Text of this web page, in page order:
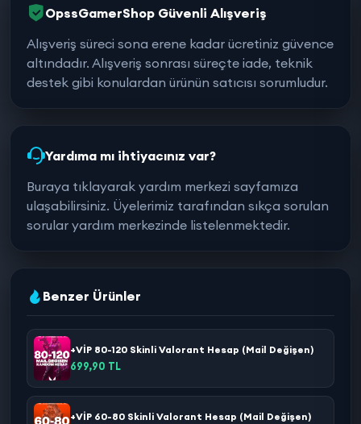
OpssGamerShop Güvenli Alışveriş
Alışveriş süreci sona erene kadar ücretiniz güvence
altındadır. Alışveriş sonrası süreçte iade, teknik
destek gibi konulardan ürünün satıcısı sorumludur.
Yardıma mı ihtiyacınız var?
Buraya tıklayarak yardım merkezi sayfamıza
ulaşabilirsiniz. Üyelerimiz tarafından sıkça sorulan
sorular yardım merkezinde listelenmektedir.
Benzer Ürünler
+VİP 80-120 Skinli Valorant Hesap (Mail Değişen)
699,90 TL
+VİP 60-80 Skinli Valorant Hesap (Mail Değişen)